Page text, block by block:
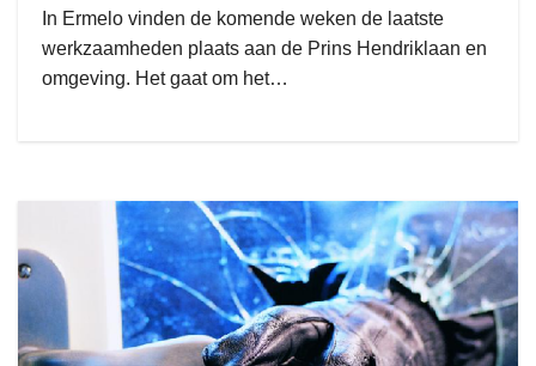
In Ermelo vinden de komende weken de laatste
werkzaamheden plaats aan de Prins Hendriklaan en
omgeving. Het gaat om het…